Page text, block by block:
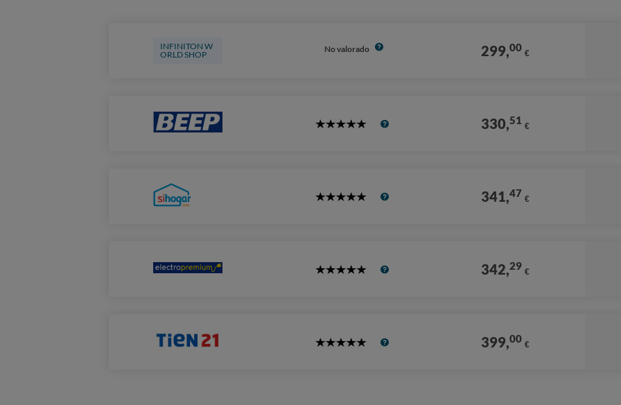
INFINITON W
ORLD SHOP
No valorado 299,00 €
5
330,51 €
5
341,47 €
5
342,29 €
5
399,00 €